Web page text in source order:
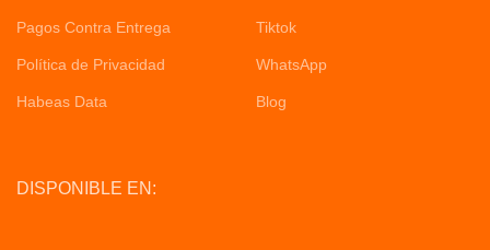
Pagos Contra Entrega
Política de Privacidad
Habeas Data
Tiktok
WhatsApp
Blog
DISPONIBLE EN: